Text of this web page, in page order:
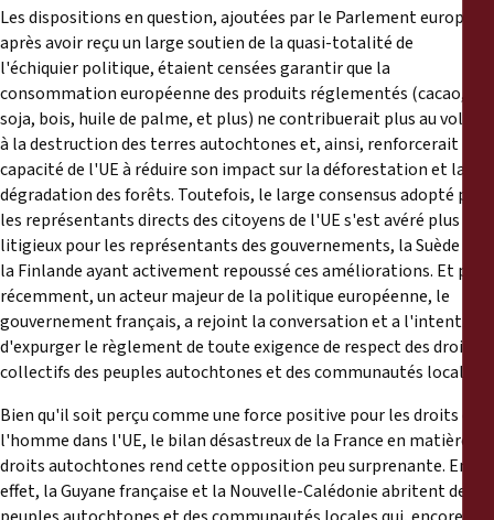
Les dispositions en question, ajoutées par le Parlement européen
après avoir reçu un large soutien de la quasi-totalité de
l'échiquier politique, étaient censées garantir que la
consommation européenne des produits réglementés (cacao,
soja, bois, huile de palme, et plus) ne contribuerait plus au vol et
à la destruction des terres autochtones et, ainsi, renforcerait la
capacité de l'UE à réduire son impact sur la déforestation et la
dégradation des forêts. Toutefois, le large consensus adopté par
les représentants directs des citoyens de l'UE s'est avéré plus
litigieux pour les représentants des gouvernements, la Suède et
la Finlande ayant activement repoussé ces améliorations. Et plus
récemment, un acteur majeur de la politique européenne, le
gouvernement français, a rejoint la conversation et a l'intention
d'expurger le règlement de toute exigence de respect des droits
collectifs des peuples autochtones et des communautés locales.
Bien qu'il soit perçu comme une force positive pour les droits de
l'homme dans l'UE, le bilan désastreux de la France en matière de
droits autochtones rend cette opposition peu surprenante. En
effet, la Guyane française et la Nouvelle-Calédonie abritent des